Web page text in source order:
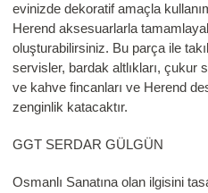
evinizde dekoratif amaçla
Herend aksesuarlarla
oluşturabilirsiniz. Bu parça ile
servisler, bardak altlıkları, çukur
ve kahve fincanları ve Herend
zenginlik katacaktır.
GGT SERDAR GÜLGÜN
Osmanlı Sanatına olan ilgisini